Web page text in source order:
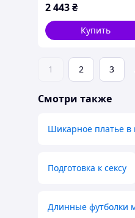
2 443₴
Купить
1 2 3
Смотри также
Шикарное платье в
Подготовка к сексу
Длинные футболки